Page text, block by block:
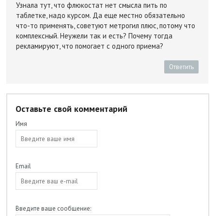
Узнала тут, что флюкостат нет смысла пить по
таблетке, надо курсом. Да еще местно обязательно
что-то применять, советуют метрогил плюс, потому что
комплексный. Неужели так и есть? Почему тогда
рекламируют, что помогает с одного приема?
Ответить
Оставьте свой комментарий
Имя
Email
Введите ваше сообщение: